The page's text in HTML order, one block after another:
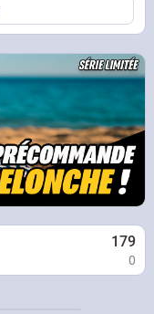
179
0